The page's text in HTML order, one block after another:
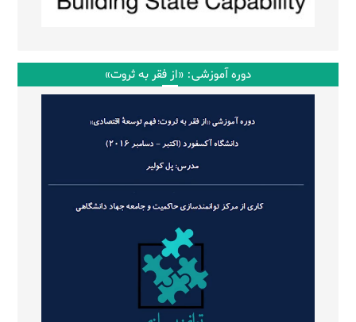
دوره آموزشی: «از فقر به ثروت»